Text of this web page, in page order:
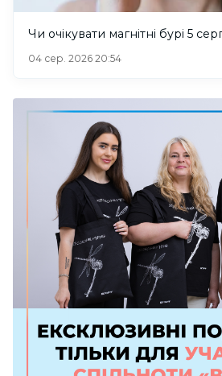
Чи очікувати магнітні бурі 5
04 сер. 2026 20:54